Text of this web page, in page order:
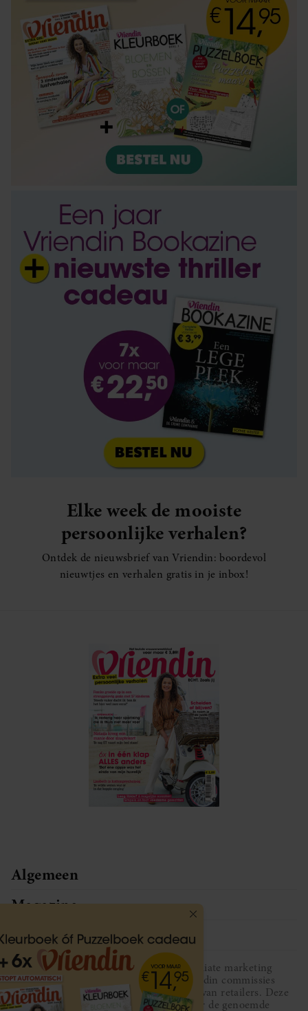
partners kunnen deze gegevens combineren met andere
informatie die u aan ze heeft verstrekt of die ze hebben
verzameld op basis van uw gebruik van hun services. U
gaat akkoord met onze cookies als u onze website blijft
gebruiken.
Elke week de mooiste
persoonlijke verhalen?
Ontdek de nieuwsbrief van Vriendin: boordevol
nieuwtjes en verhalen gratis in je inbox!
Algemeen
Magazine
Service
Vriendin participeert in diverse affiliate marketing
programma’s, dat houdt in dat Vriendin commissies
ontvangt voor aankopen middels links van retailers. Deze
website wordt niet gesponsord door de genoemde